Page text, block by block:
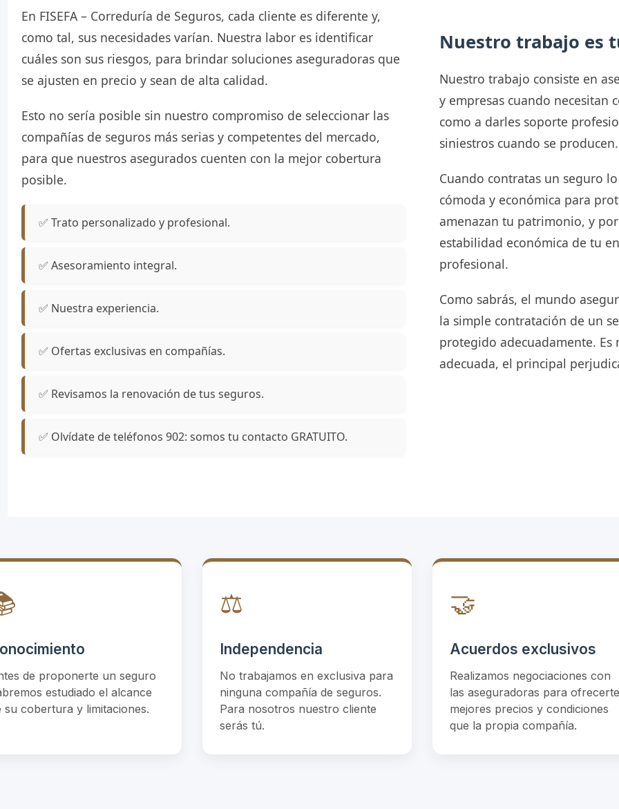
En FISEFA – Correduría de Seguros, cada cliente es diferente y,
como tal, sus necesidades varían. Nuestra labor es identificar
cuáles son sus riesgos, para brindar soluciones aseguradoras que
se ajusten en precio y sean de alta calidad.
Esto no sería posible sin nuestro compromiso de seleccionar las
compañías de seguros más serias y competentes del mercado,
para que nuestros asegurados cuenten con la mejor cobertura
posible.
✅ Trato personalizado y profesional.
✅ Asesoramiento integral.
✅ Nuestra experiencia.
✅ Ofertas exclusivas en compañías.
✅ Revisamos la renovación de tus seguros.
✅ Olvídate de teléfonos 902: somos tu contacto GRATUITO.
Nuestro trabajo es
Nuestro trabajo consiste en
y empresas cuando necesitan
como a darles soporte
siniestros cuando se producen.
Cuando contratas un seguro
cómoda y económica para
amenazan tu patrimonio, y
estabilidad económica de tu
profesional.
Como sabrás, el mundo
la simple contratación de un
protegido adecuadamente. Es
adecuada, el principal
de proponerte un seguro
estudiado el alcance
su cobertura y limitaciones.
⚖️
Independencia
No trabajamos en exclusiva para
ninguna compañía de seguros.
Para nosotros nuestro cliente
serás tú.
🤝
Acuerdos exclusivos
Realizamos negociaciones con
las aseguradoras para ofrecerte
mejores precios y condiciones
que la propia compañía.